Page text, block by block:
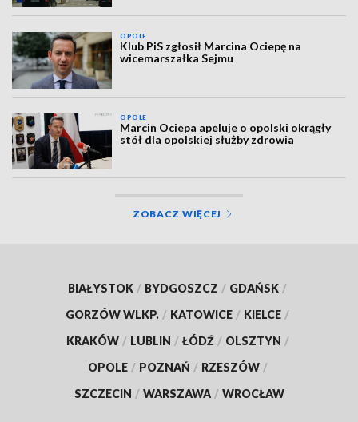
OPOLE
Klub PiS zgłosił Marcina Ociepę na
wicemarszałka Sejmu
OPOLE
Marcin Ociepa apeluje o opolski okrągły
stół dla opolskiej służby zdrowia
ZOBACZ WIĘCEJ
BIAŁYSTOK / BYDGOSZCZ / GDAŃSK /
GORZÓW WLKP. / KATOWICE / KIELCE /
KRAKÓW / LUBLIN / ŁÓDŹ / OLSZTYN /
OPOLE / POZNAŃ / RZESZÓW /
SZCZECIN / WARSZAWA / WROCŁAW